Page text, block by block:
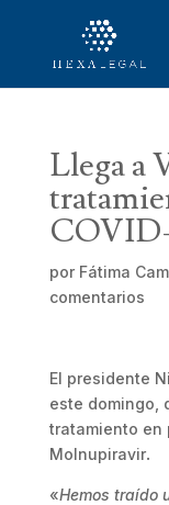
Llega a
por Fátima
comentarios
El presidente
este domingo,
tratamiento en
Molnupiravir.
«Hemos traído